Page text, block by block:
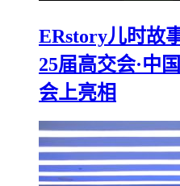
ERstory儿时故
25届高交会·中
会上亮相